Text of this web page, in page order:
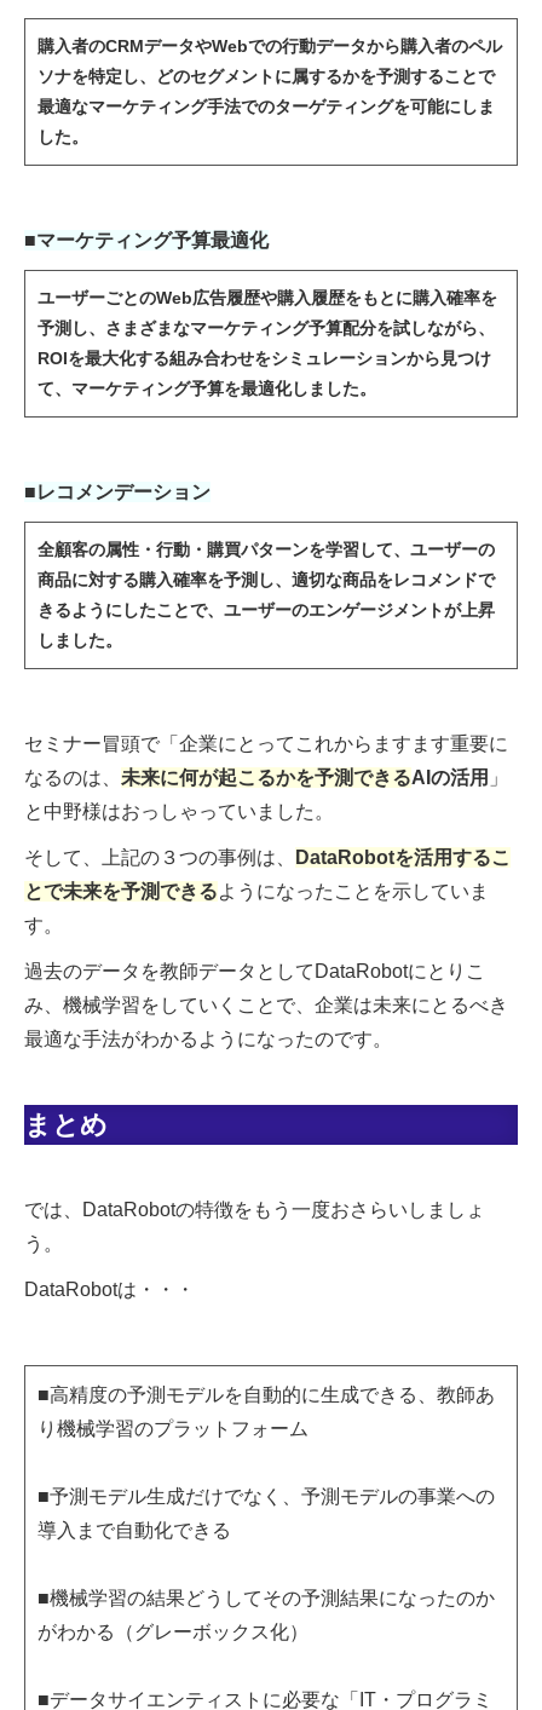
購入者のCRMデータやWebでの行動データから購入者のペル
ソナを特定し、どのセグメントに属するかを予測することで
最適なマーケティング手法でのターゲティングを可能にしま
した。
■マーケティング予算最適化
ユーザーごとのWeb広告履歴や購入履歴をもとに購入確率を
予測し、さまざまなマーケティング予算配分を試しながら、
ROIを最大化する組み合わせをシミュレーションから見つけ
て、マーケティング予算を最適化しました。
■レコメンデーション
全顧客の属性・行動・購買パターンを学習して、ユーザーの
商品に対する購入確率を予測し、適切な商品をレコメンドで
きるようにしたことで、ユーザーのエンゲージメントが上昇
しました。
セミナー冒頭で「企業にとってこれからますます重要に
なるのは、 未来に何が起こるかを予測できるAIの活用 」
と中野様はおっしゃっていました。
そして、上記の３つの事例は、
DataRobotを活用するこ
とで未来を予測できるようになったことを示していま
す。
過去のデータを教師データとしてDataRobotにとりこ
み、機械学習をしていくことで、企業は未来にとるべき
最適な手法がわかるようになったのです。
まとめ
では、DataRobotの特徴をもう一度おさらいしましょ
う。
DataRobotは・・・
■高精度の予測モデルを自動的に生成できる、教師あ
り機械学習のプラットフォーム
■予測モデル生成だけでなく、予測モデルの事業への
導入まで自動化できる
■機械学習の結果どうしてその予測結果になったのか
がわかる（グレーボックス化）
■データサイエンティストに必要な「IT・プログラミ